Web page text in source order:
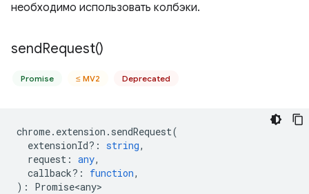
необходимо использовать колбэки.
sendRequest()
Promise ≤ MV2 Deprecated
chrome. extension . sendRequest(
extensionId? : string,
request : any,
callback? : function,
) : Promise<any>